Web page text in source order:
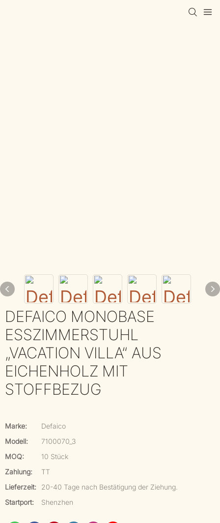
DEFAICO MONOBASE
ESSZIMMERSTUHL
„VACATION VILLA“ AUS
EICHENHOLZ MIT
STOFFBEZUG
Marke:
Defaico
Modell:
7100070_3
MOQ:
10 Stück
Zahlung:
TT
Lieferzeit:
20-40 Tage nach Bestätigung der Ziehung.
Startport:
Shenzhen